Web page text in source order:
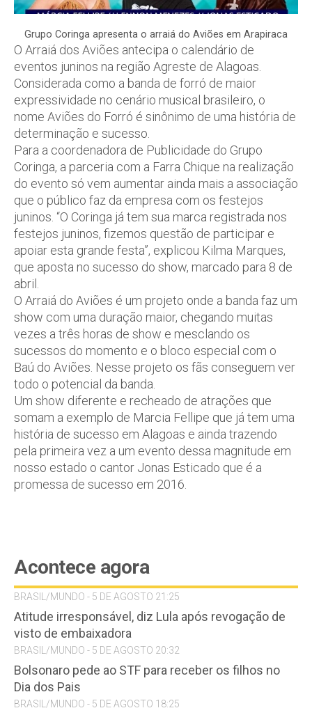
Grupo Coringa apresenta o arraiá do Aviões em Arapiraca
O Arraiá dos Aviões antecipa o calendário de
eventos juninos na região Agreste de Alagoas.
Considerada como a banda de forró de maior
expressividade no cenário musical brasileiro, o
nome Aviões do Forró é sinônimo de uma história de
determinação e sucesso.
Para a coordenadora de Publicidade do Grupo
Coringa, a parceria com a Farra Chique na realização
do evento só vem aumentar ainda mais a associação
que o público faz da empresa com os festejos
juninos. “O Coringa já tem sua marca registrada nos
festejos juninos, fizemos questão de participar e
apoiar esta grande festa”, explicou Kilma Marques,
que aposta no sucesso do show, marcado para 8 de
abril.
O Arraiá do Aviões é um projeto onde a banda faz um
show com uma duração maior, chegando muitas
vezes a três horas de show e mesclando os
sucessos do momento e o bloco especial com o
Baú do Aviões. Nesse projeto os fãs conseguem ver
todo o potencial da banda.
Um show diferente e recheado de atrações que
somam a exemplo de Marcia Fellipe que já tem uma
história de sucesso em Alagoas e ainda trazendo
pela primeira vez a um evento dessa magnitude em
nosso estado o cantor Jonas Esticado que é a
promessa de sucesso em 2016.
Acontece agora
BRASIL/MUNDO - 5 DE AGOSTO 21:25
Atitude irresponsável, diz Lula após revogação de
visto de embaixadora
BRASIL/MUNDO - 5 DE AGOSTO 20:32
Bolsonaro pede ao STF para receber os filhos no
Dia dos Pais
BRASIL/MUNDO - 5 DE AGOSTO 18:25